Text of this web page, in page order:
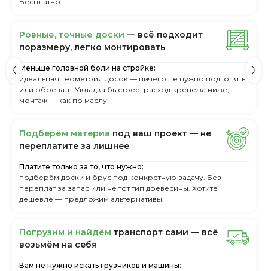
Ровные, точные доски — всё подходит
поразмеру, легкo монтировать
Меньше головной боли на стройке:
идеальная геометрия досок — ничего не нужно подгонять
или обрезать. Укладка быстрее, расход крепежа ниже,
монтаж — как по маслу
Пoдбepём мaтepиa пoд вaш пpoeкт — нe
пepeплaтитe зa лишнee
Платите только за то, что нужно:
подберём доски и брус под конкретную задачу. Без
переплат за запас или не тот тип древесины. Хотите
дешевле — предложим альтернативы.
Пoгpузим и нaйдём тpaнcпopт caми — вcё
вoзьмём нa ceбя
Вам не нужно искать грузчиков и машины: